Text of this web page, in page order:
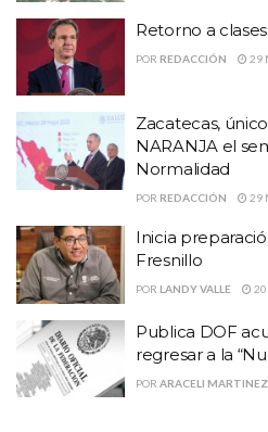
Retorno a
POR REDACCIÓN 29
Zacatecas,
NARANJA el
Normalidad
POR REDACCIÓN 29
Inicia
Fresnillo
POR LANDY VALLE 20
Publica DOF
regresar a la
POR ARACELI MARTINEZ